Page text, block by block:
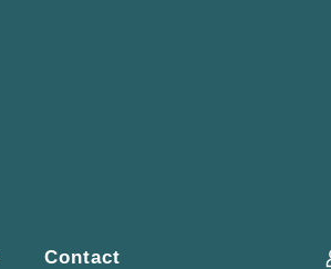
Contact